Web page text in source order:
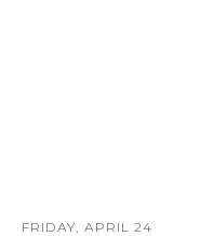
FRIDAY, APRIL 24